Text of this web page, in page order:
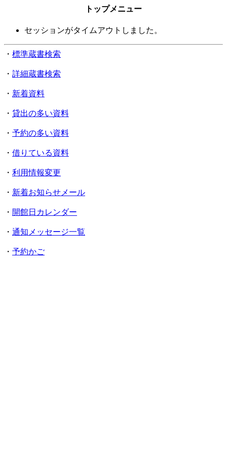
トップメニュー
セッションがタイムアウトしました。
・ 標準蔵書検索
・ 詳細蔵書検索
・ 新着資料
・ 貸出の多い資料
・ 予約の多い資料
・ 借りている資料
・ 利用情報変更
・ 新着お知らせメール
・ 開館日カレンダー
・ 通知メッセージ一覧
・ 予約かご